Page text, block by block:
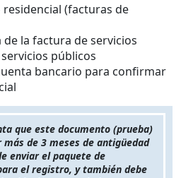
(facturas de
la factura de servicios
públicos
bancario para confirmar
que este documento (prueba)
de 3 meses de antigüedad
enviar el paquete de
el registro, y también debe